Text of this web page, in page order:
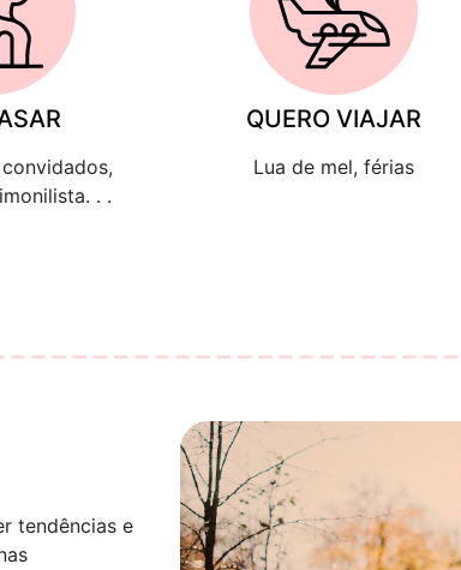
. .
QUERO VIAJAR
Lua de mel, férias
tendências e